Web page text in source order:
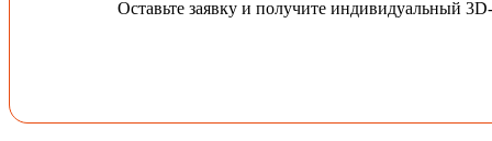
Оставьте заявку и получите индивидуальный